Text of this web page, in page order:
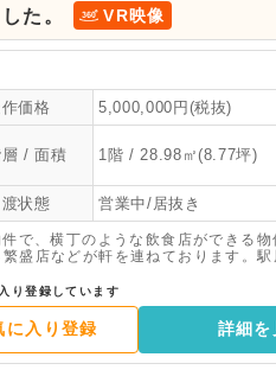
た。 VR映像
価格 5,000,000円(税抜)
/ 面積 1階 / 28.98㎡(8.77坪)
状態 営業中/居抜き
で、横丁のような飲食店ができる物
盛店などが軒を連ねております。駅
洗浄機・グリストラップ等の飲食出
抜きですが、小箱で字型が良いた
り登録しています
に入り登録 詳細を